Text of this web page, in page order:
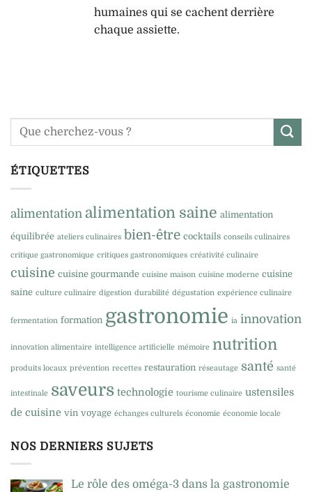
humaines qui se cachent derrière
chaque assiette.
ÉTIQUETTES
alimentation alimentation saine alimentation
équilibrée ateliers culinaires bien-être cocktails conseils culinaires
critique gastronomique critiques gastronomiques créativité culinaire
cuisine cuisine gourmande cuisine maison cuisine moderne cuisine
saine culture culinaire digestion durabilité dégustation expérience culinaire
fermentation formation gastronomie ia innovation
innovation alimentaire intelligence artificielle mémoire nutrition
produits locaux prévention recettes restauration réseautage santé santé
intestinale saveurs technologie tourisme culinaire ustensiles
de cuisine vin voyage échanges culturels économie économie locale
NOS DERNIERS SUJETS
Le rôle des oméga-3 dans la gastronomie